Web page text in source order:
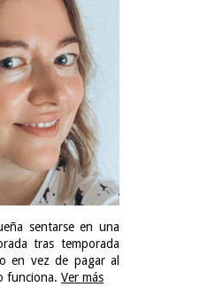
sentarse en una
tras temporada
en vez de pagar al
funciona. Ver más